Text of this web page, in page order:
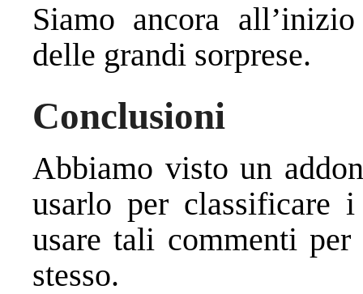
Siamo ancora
delle grandi sorprese.
Conclusioni
Abbiamo visto un
usarlo per
usare tali commenti
stesso.